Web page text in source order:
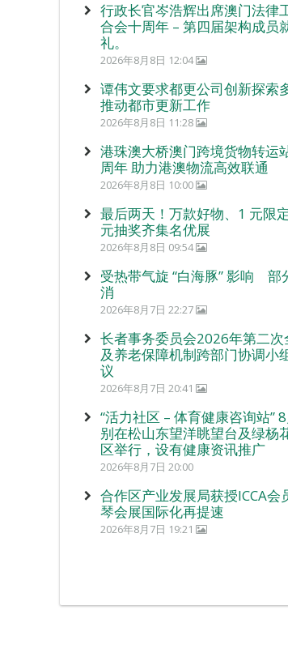
行政长官岑浩辉出席澳门法律
合会十周年 – 第四届架构成员
礼。
2026年8月8日 12:04
谭伟文要求都更公司创新探索
推动都市更新工作
2026年8月8日 11:28
港珠澳大桥澳门跨境货物转运
周年 助力港澳物流高效联通
2026年8月8日 10:00
最后两天！万款好物、1 元限
元抽奖齐集名优展
2026年8月8日 09:54
受热带气旋 “白海豚” 影响 部
消
2026年8月7日 22:27
长者事务委员会2026年第二次
及养老保障机制跨部门协调小
议
2026年8月7日 20:41
“活力社区 – 体育健康咨询站”
别在松山东望洋眺望台及绿杨
区举行，设有健康资讯推广
2026年8月7日 20:00
合作区产业发展局获授ICCA会
琴会展国际化再提速
2026年8月7日 19:21